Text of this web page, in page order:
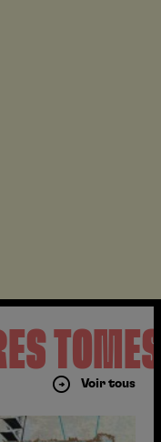
Voir tous